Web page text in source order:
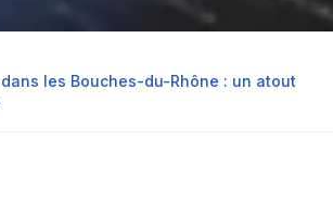
les Bouches-du-Rhône : un atout